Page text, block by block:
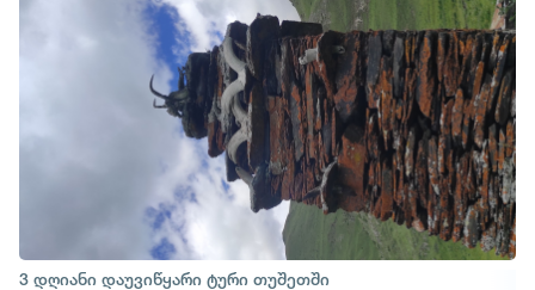
3 დღიანი დაუვიწყარი ტური თუშეთში